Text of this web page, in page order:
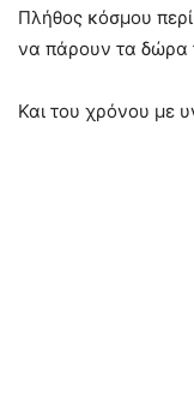
Πλήθος κόσμου
να πάρουν τα δώρα
Και του χρόνου με